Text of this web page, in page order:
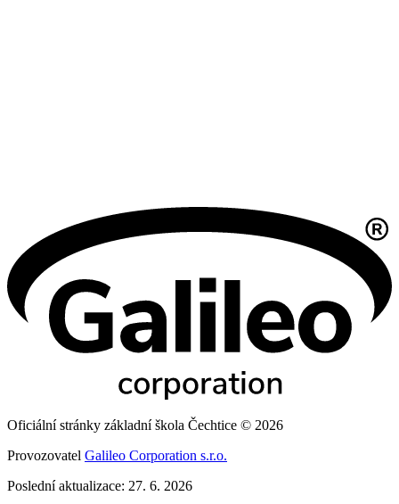
Oficiální stránky základní škola Čechtice © 2026
Provozovatel Galileo Corporation s.r.o.
Poslední aktualizace: 27. 6. 2026